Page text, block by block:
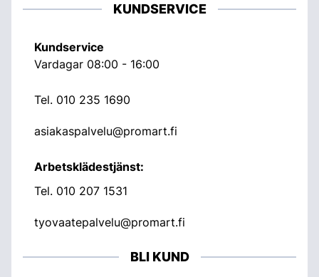
KUNDSERVICE
Kundservice
Vardagar 08:00 - 16:00
Tel. 010 235 1690
asiakaspalvelu@promart.fi
Arbetsklädestjänst:
Tel. 010 207 1531
tyovaatepalvelu@promart.fi
BLI KUND